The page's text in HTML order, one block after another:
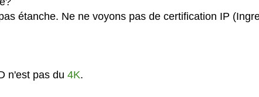
étanche. Ne ne voyons pas de certification IP
n'est pas du 4K.